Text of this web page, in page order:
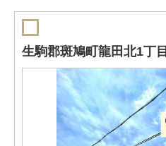
生駒郡斑鳩町龍田北1丁目